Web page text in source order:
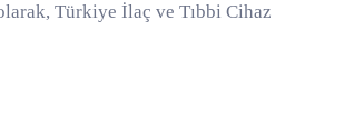
Türkiye İlaç ve Tıbbi Cihaz